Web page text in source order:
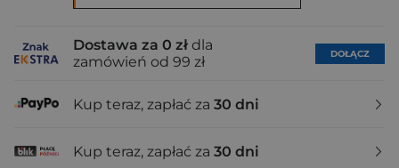
Dostawa za 0 zł dla
zamówień od 99 zł
DOŁĄCZ
Kup teraz, zapłać za 30 dni
Kup teraz, zapłać za 30 dni